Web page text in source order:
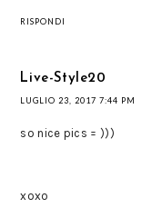
RISPONDI
Live-Style20
LUGLIO 23, 2017 7:44 PM
so nice pics = )))
xoxo